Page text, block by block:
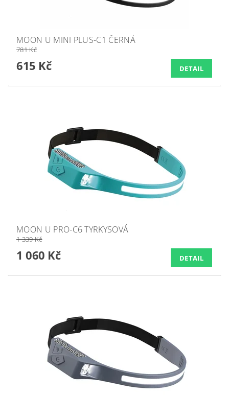
MOON U MINI PLUS-C1 ČERNÁ
781 Kč
615 Kč DETAIL
MOON U PRO-C6 TYRKYSOVÁ
1 339 Kč
1 060 Kč DETAIL